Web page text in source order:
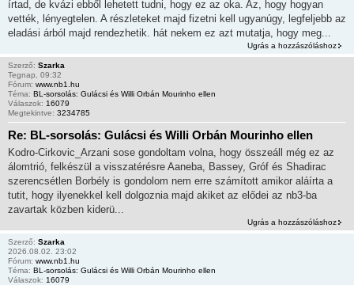
írtad, de kvázi ebből lehetett tudni, hogy ez az oka. Az, hogy hogyan
vették, lényegtelen. A részleteket majd fizetni kell ugyanúgy, legfeljebb az
eladási árból majd rendezhetik. hát nekem ez azt mutatja, hogy meg...
Ugrás a hozzászóláshoz
Szerző: Szarka
Tegnap, 09:32
Fórum: www.nb1.hu
Téma: BL-sorsolás: Gulácsi és Willi Orbán Mourinho ellen
Válaszok: 16079
Megtekintve: 3234785
Re: BL-sorsolás: Gulácsi és Willi Orbán Mourinho ellen
Kodro-Cirkovic_Arzani sose gondoltam volna, hogy összeáll még ez az
álomtrió, felkészül a visszatérésre Aaneba, Bassey, Gróf és Shadirac
szerencsétlen Borbély is gondolom nem erre számított amikor aláírta a
tutit, hogy ilyenekkel kell dolgoznia majd akiket az elődei az nb3-ba
zavartak közben kiderü...
Ugrás a hozzászóláshoz
Szerző: Szarka
2026.08.02. 23:02
Fórum: www.nb1.hu
Téma: BL-sorsolás: Gulácsi és Willi Orbán Mourinho ellen
Válaszok: 16079